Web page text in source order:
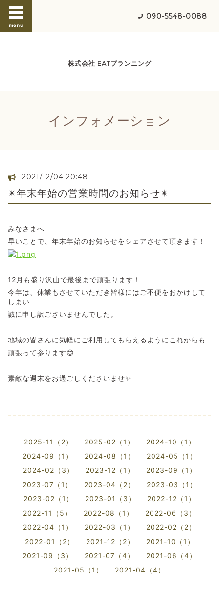
menu
090-5548-0088
株式会社 EATプランニング
インフォメーション
2021/12/04 20:48
✴︎年末年始の営業時間のお知らせ✴︎
みなさまへ
早いことで、年末年始のお知らせをシェアさせて頂きます！
12月も盛り沢山で最後まで頑張ります！
今年は、休業もさせていただき皆様にはご不便をおかけして
しまい
誠に申し訳ございませんでした。
地域の皆さんに気軽にご利用してもらえるようにこれからも
頑張って参ります😊
素敵な週末をお過ごしくださいませ✨
2025-11（2） 2025-02（1）
2024-10（1）
2024-09（1）
2024-08（1）
2024-05（1）
2024-02（3）
2023-12（1）
2023-09（1）
2023-07（1）
2023-04（2）
2023-03（1）
2023-02（1）
2023-01（3）
2022-12（1）
2022-11（5）
2022-08（1）
2022-06（3）
2022-04（1）
2022-03（1）
2022-02（2）
2022-01（2）
2021-12（2）
2021-10（1）
2021-09（3）
2021-07（4）
2021-06（4）
2021-05（1）
2021-04（4）